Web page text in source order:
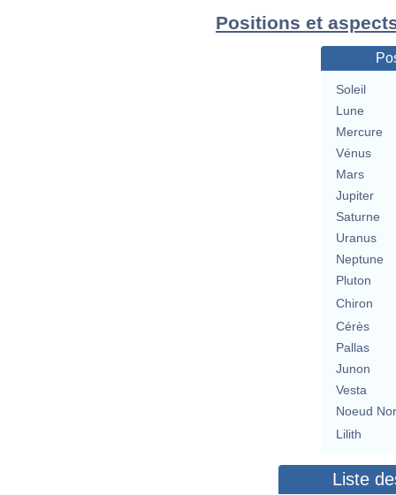
Positions et
Soleil
Lune
Mercure
Vénus
Mars
Jupiter
Saturne
Uranus
Neptune
Pluton
Chiron
Cérès
Pallas
Junon
Vesta
Noeud
Lilith
Liste